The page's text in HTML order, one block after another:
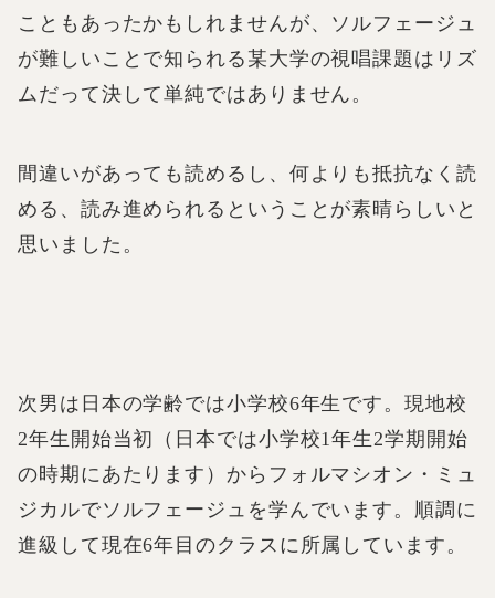
こともあったかもしれませんが、ソルフェージュ
が難しいことで知られる某大学の視唱課題はリズ
ムだって決して単純ではありません。
間違いがあっても読めるし、何よりも抵抗なく読
める、読み進められるということが素晴らしいと
思いました。
次男は日本の学齢では小学校6年生です。現地校
2年生開始当初（日本では小学校1年生2学期開始
の時期にあたります）からフォルマシオン・ミュ
ジカルでソルフェージュを学んでいます。順調に
進級して現在6年目のクラスに所属しています。